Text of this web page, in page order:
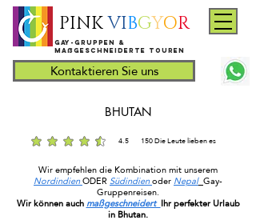
PINK VIBGYOR
Kontaktieren Sie uns
​Gay-Gruppen &
maßgeschneiderte Touren
BHUTAN
4.5 150Die Leute lieben es
durchschnittliches Rating ist 4.5 von 5, basierend auf 150 Stimmen, Die
Wir empfehlen die Kombination mit unserem
NordindienODERSüdindienoderNepal Gay-
Gruppenreisen.
Wir können auchmaßgeschneidertIhr perfekter Urlaub
in Bhutan.
Bhutan